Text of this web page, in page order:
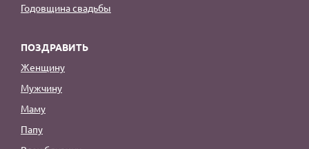
Годовщина свадьбы
ПОЗДРАВИТЬ
Женщину
Мужчину
Маму
Папу